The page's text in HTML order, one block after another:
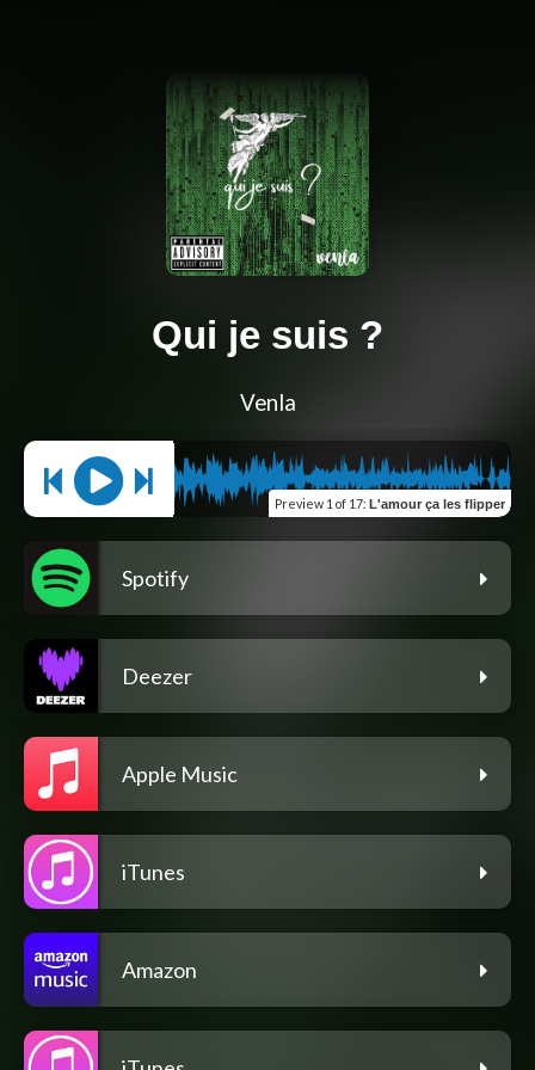
Qui je suis ?
Venla
Preview 1 of 17: L'amour ça les flipper
Spotify
Deezer
Apple Music
iTunes
Amazon